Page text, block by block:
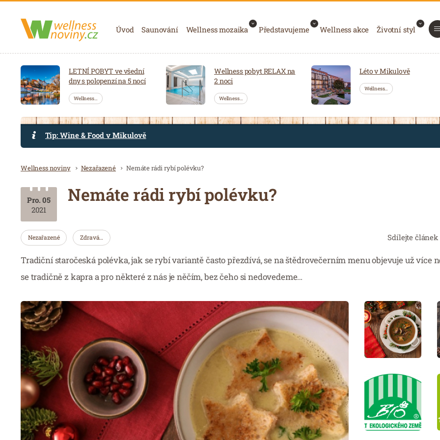
Navigace
Úvod Saunování Wellness mozaika Představujeme Wellness akce Životní styl
LETNÍ POBYT ve všední
dny s polopenzí na 5 nocí
Wellness…
Wellness pobyt RELAX na
2 noci
Wellness…
Léto v Mikulově
Wellness…
Tip: Wine & Food v Mikulově
Drobečková navigace
Wellness noviny Nezařazené Nemáte rádi rybí polévku?
Pro. 05
2021
Nemáte rádi rybí polévku?
Sdílejte článek
Nezařazené Zdravá…
Tradiční staročeská polévka, jak se rybí variantě často přezdívá, se na štědrovečerním menu objevuje už více
se tradičně z kapra a pro některé z nás je něčím, bez čeho si nedovedeme…